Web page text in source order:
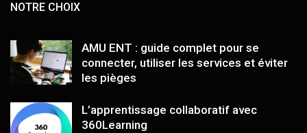
NOTRE CHOIX
AMU ENT : guide complet pour se
connecter, utiliser les services et éviter
les pièges
L’apprentissage collaboratif avec
360Learning